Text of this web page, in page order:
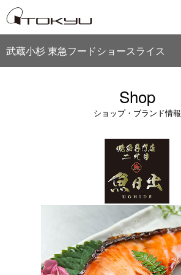
武蔵小杉 東急フードショースライス
Shop
ショップ・ブランド情報